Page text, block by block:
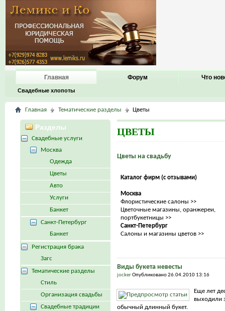
Главная
Свадебные хлопоты
Форум Что
Главная Тематические разделы Цветы
ЦВЕТЫ
Цветы на свадьбу
Каталог фирм (с отзывами)
Москва
Флористические салоны >>
Цветочные магазины, оранжереи,
портбукетницы >>
Санкт-Петербург
Салоны и магазины цветов >>
Виды букета невесты
jockerОпубликовано 26.04.2010 13:16
Еще лет
выходили
обычный длинный букет.
Разделы
Свадебные услуги
Москва
Одежда
Цветы
Авто
Услуги
Банкет
Санкт-Петербург
Банкет
Регистрация брака
Загс
Тематические разделы
Стиль
Организация свадьбы
Свадебные традиции